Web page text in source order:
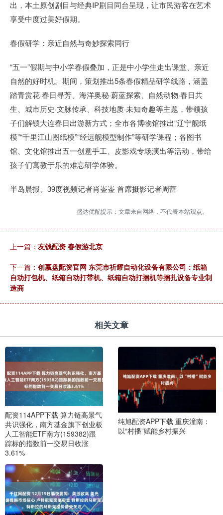
出，本土原创剧目与经典IP剧目同台呈现，让市民游客在艺术
享受中度过美好假期。
春假研学：亲近自然与奇妙探索同行
“五一”假期与中小学春假叠加，正是中小学生走出课堂、亲近
自然的好时机。期间，策划推出5条春假精品研学线路，涵盖
踏青赏花·春日寻芳、海洋奥秘·蔚蓝探索、自然动物·春日共
生、城市历史·文脉传承、科技地质·未知奇趣等主题，带领孩
子们解锁大连春日出游新方式；全市各博物馆推出“辽宁舰纸
模”“千里江山图纸模”“经远舰模型制作”等研学课程；各图书
馆、文化馆推出五一创意手工、皮影戏专场演出等活动，带给
孩子们寓教于乐的难忘研学体验。
半岛晨报、39度视频记者肖崟崟 首席摄影记者周蕾
盛达优配提示：文章来自网络，不代表本站观点。
上一篇： 友钱配资 春假游北京
下一篇： 创赢盘配资官网 东莞市祈耀自动化设备有限公司：纸箱
自动打包机、纸箱自动打带机、纸箱自动打捆机等捆扎设备专业制
造商
相关文章
配资114APP下载 算力链高景气
共识强化，南方基金旗下创业板
人工智能ETF南方(159382)跟
踪标的指数前一交易日收涨
3.61%
纯旭配资APP下载 重庆潼南：
以“村播”赋能乡村振兴